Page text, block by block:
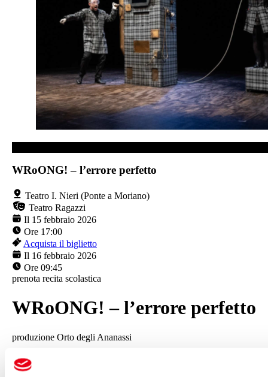
WRoONG! – l’errore perfetto
Teatro I. Nieri (Ponte a Moriano)
Teatro Ragazzi
Il 15 febbraio 2026
Ore 17:00
Acquista il biglietto
Il 16 febbraio 2026
Ore 09:45
prenota recita scolastica
WRoONG! – l’errore perfetto
produzione Orto degli Ananassi
di e con Ilaria Di Luca e Andrea Gambuzza
scene e costumi Emanuela Dall’Aglio